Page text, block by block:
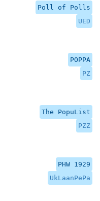
Poll of Polls
UED
POPPA
PZ
The PopuList
PZZ
PHW 1929
UkLaanPePa